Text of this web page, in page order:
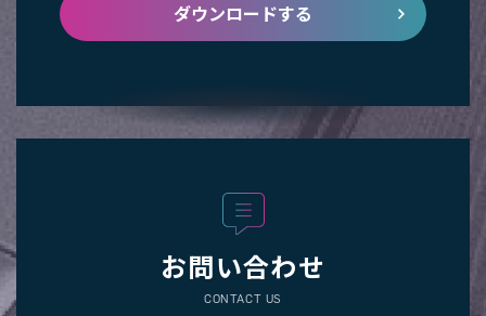
ダウンロードする
お問い合わせ
CONTACT US